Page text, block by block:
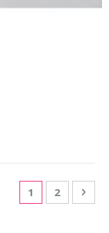
Page
Vous lisez
1 Page
2